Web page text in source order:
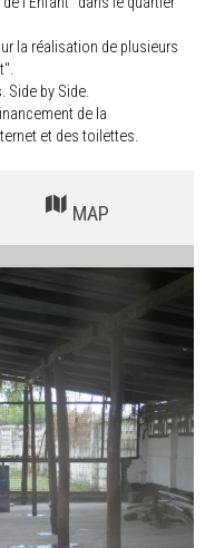
la réalisation de plusieurs
Side by Side.
de la
et des toilettes.
MAP